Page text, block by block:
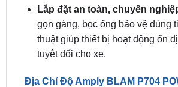
Lắp đặt an toàn, chuyên
gọn gàng, bọc ống bảo vệ đúng
thuật giúp thiết bị hoạt động ổn
tuyệt đối cho xe.
Địa Chỉ Độ Amply BLAM P704